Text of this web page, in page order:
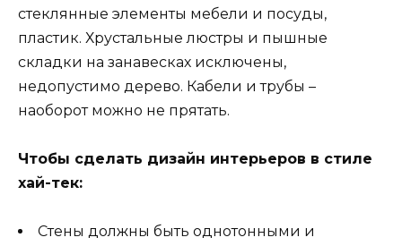
стеклянные элементы мебели и посуды,
пластик. Хрустальные люстры и пышные
складки на занавесках исключены,
недопустимо дерево. Кабели и трубы –
наоборот можно не прятать.
Чтобы сделать дизайн интерьеров в стиле
хай-тек:
Стены должны быть однотонными и